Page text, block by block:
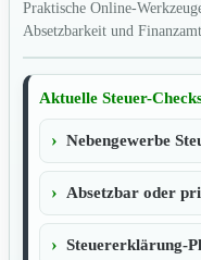
Praktische Online-
Absetzbarkeit und
Aktuelle Steuer-
Nebengewerbe
Absetzbar oder
Steuererklärung-